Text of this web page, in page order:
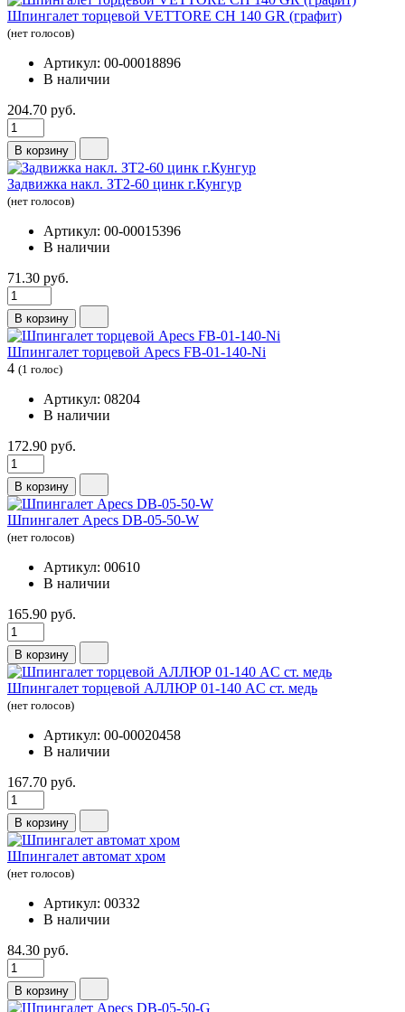
Шпингалет торцевой VETTORE СН 140 GR (графит)
(нет голосов)
Артикул: 00-00018896
В наличии
204.70 руб.
В корзину
Задвижка накл. ЗТ2-60 цинк г.Кунгур
(нет голосов)
Артикул: 00-00015396
В наличии
71.30 руб.
В корзину
Шпингалет торцевой Apecs FB-01-140-Ni
4 (1 голос)
Артикул: 08204
В наличии
172.90 руб.
В корзину
Шпингалет Apecs DB-05-50-W
(нет голосов)
Артикул: 00610
В наличии
165.90 руб.
В корзину
Шпингалет торцевой АЛЛЮР 01-140 AC ст. медь
(нет голосов)
Артикул: 00-00020458
В наличии
167.70 руб.
В корзину
Шпингалет автомат хром
(нет голосов)
Артикул: 00332
В наличии
84.30 руб.
В корзину